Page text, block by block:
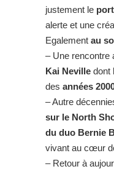
justement le
alerte et une
Egalement au
– Une rencontre
Kai Neville dont
des années
– Autre
sur le North
du duo Bernie
vivant au cœur
– Retour à